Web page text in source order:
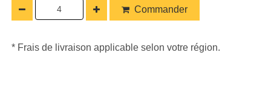
Commander
* Frais de livraison applicable selon votre région.